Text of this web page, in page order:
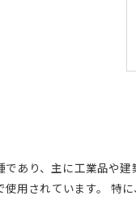
であり、主に工業品や
用されています。 特